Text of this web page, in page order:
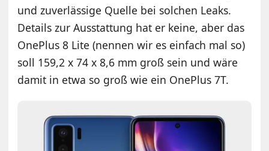
und zuverlässige Quelle bei solchen Leaks.
Details zur Ausstattung hat er keine, aber das
OnePlus 8 Lite (nennen wir es einfach mal so)
soll 159,2 x 74 x 8,6 mm groß sein und wäre
damit in etwa so groß wie ein OnePlus 7T.